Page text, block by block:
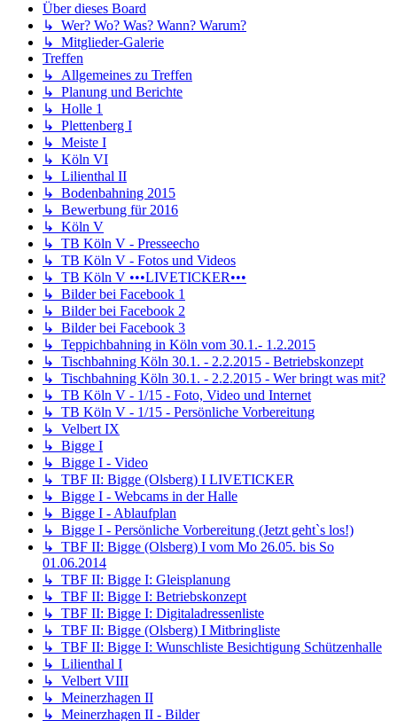
Über dieses Board
↳ Wer? Wo? Was? Wann? Warum?
↳ Mitglieder-Galerie
Treffen
↳ Allgemeines zu Treffen
↳ Planung und Berichte
↳ Holle 1
↳ Plettenberg I
↳ Meiste I
↳ Köln VI
↳ Lilienthal II
↳ Bodenbahning 2015
↳ Bewerbung für 2016
↳ Köln V
↳ TB Köln V - Presseecho
↳ TB Köln V - Fotos und Videos
↳ TB Köln V •••LIVETICKER•••
↳ Bilder bei Facebook 1
↳ Bilder bei Facebook 2
↳ Bilder bei Facebook 3
↳ Teppichbahning in Köln vom 30.1.- 1.2.2015
↳ Tischbahning Köln 30.1. - 2.2.2015 - Betriebskonzept
↳ Tischbahning Köln 30.1. - 2.2.2015 - Wer bringt was mit?
↳ TB Köln V - 1/15 - Foto, Video und Internet
↳ TB Köln V - 1/15 - Persönliche Vorbereitung
↳ Velbert IX
↳ Bigge I
↳ Bigge I - Video
↳ TBF II: Bigge (Olsberg) I LIVETICKER
↳ Bigge I - Webcams in der Halle
↳ Bigge I - Ablaufplan
↳ Bigge I - Persönliche Vorbereitung (Jetzt geht`s los!)
↳ TBF II: Bigge (Olsberg) I vom Mo 26.05. bis So
01.06.2014
↳ TBF II: Bigge I: Gleisplanung
↳ TBF II: Bigge I: Betriebskonzept
↳ TBF II: Bigge I: Digitaladressenliste
↳ TBF II: Bigge (Olsberg) I Mitbringliste
↳ TBF II: Bigge I: Wunschliste Besichtigung Schützenhalle
↳ Lilienthal I
↳ Velbert VIII
↳ Meinerzhagen II
↳ Meinerzhagen II - Bilder